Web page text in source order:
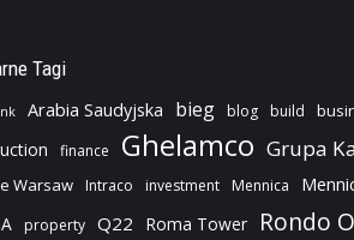
Tagi
Arabia Saudyjska bieg blog build
finance Ghelamco Grupa
Warsaw Intraco investment Mennica
property Q22 Roma Tower Rondo